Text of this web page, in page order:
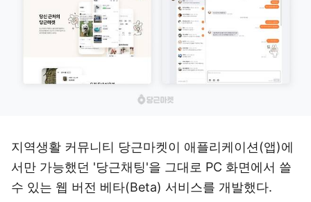
지역생활 커뮤니티 당근마켓이 애플리케이션(앱)에
서만 가능했던 '당근채팅'을 그대로 PC 화면에서 쓸
수 있는 웹 버전 베타(Beta) 서비스를 개발했다.